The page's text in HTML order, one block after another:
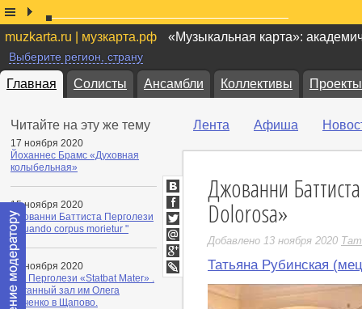
muzkarta.ru | музкарта.рф «Музыкальная карта»:
Выберите регион, страну
Главная Солисты Ансамбли Коллективы Проекты
Читайте на эту же тему
17 ноября 2020
Йоханнес Брамс «Духовная
колыбельная»
15 ноября 2020
Джованни Баттиста Перголези
«Quando corpus morietur "
13 ноября 2020
Дж. Перголези «Statbat Mater» .
Органный зал им Олега
Янченко в Щапово.
Лента Афиша
Джованни
Dolorosa»
Добавлено 13 ноября 2020
Татьяна Рубинская
ВКонтакте
Facebook
Twitter
Мой
Мир
Google+
LiveJournal